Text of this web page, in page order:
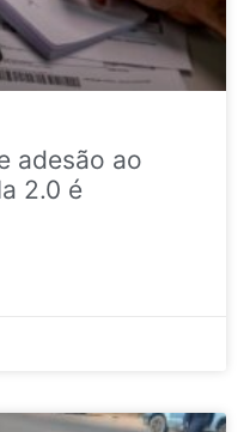
adesão ao
2.0 é